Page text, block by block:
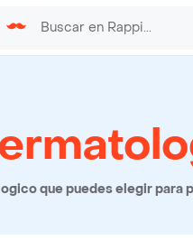
que puedes elegir